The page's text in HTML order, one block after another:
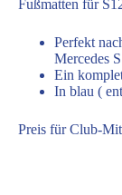
Fußmatten für
Perfekt
Mercedes
Ein
In blau (
Preis für Club-